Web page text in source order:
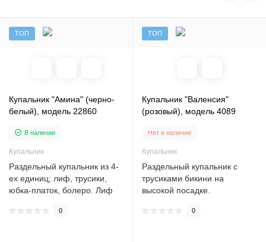
ТОП
Купальник "Амина" (черно-
белый), модель 22860
В наличии
Купальник
Раздельный купальник из 4-
ех единиц; лиф, трусики,
юбка-платок, болеро. Лиф
0
ТОП
Купальник "Валенсия"
(розовый), модель 4089
Нет в наличии
Купальник
Раздельный купальник с
трусиками бикини на
высокой посадке.
Поролоновый вкладыш ..
0